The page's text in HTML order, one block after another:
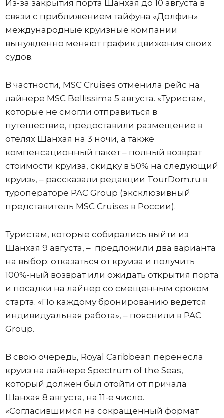
Из-за закрытия порта Шанхая до 10 августа в
связи с приближением тайфуна «Долфин»
международные круизные компании
вынужденно меняют график движения своих
судов.
В частности, MSC Cruises отменила рейс на
лайнере MSC Bellissima 5 августа. «Туристам,
которые не смогли отправиться в
путешествие, предоставили размещение в
отелях Шанхая на 3 ночи, а также
компенсационный пакет – полный возврат
стоимости круиза, скидку в 50% на следующий
круиз», – рассказали редакции TourDom.ru в
туроператоре PAC Group (эксклюзивный
представитель MSC Cruises в России).
Туристам, которые собирались выйти из
Шанхая 9 августа, – предложили два варианта
на выбор: отказаться от круиза и получить
100%-ный возврат или ожидать открытия порта
и посадки на лайнер со смещенным сроком
старта. «По каждому бронированию ведется
индивидуальная работа», – пояснили в PAC
Group.
В свою очередь, Royal Caribbean перенесла
круиз на лайнере Spectrum of the Seas,
который должен был отойти от причала
Шанхая 8 августа, на 11-е число.
«Согласившимся на сокращенный формат